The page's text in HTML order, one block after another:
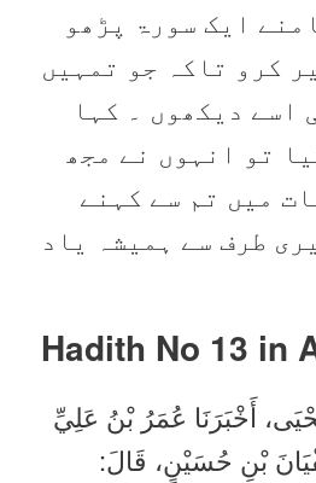
ایک سورۃ پڑھو
کرو تاکہ جو تمہیں
اسے دیکھوں ۔ کہا
تو انہوں نے مجھ
میں تم سے کہنے
طرف سے ہمیشہ یاد
Hadith No 13 in
أَخْبَرَنَا عُمَرُ بْنُ عَلِيِّ
بْنِ حُسَيْنٍ، قَالَ: